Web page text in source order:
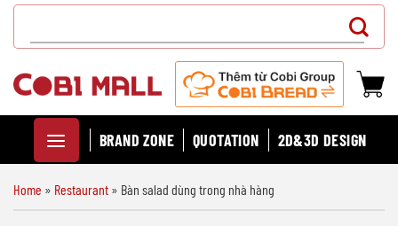
Chuyển
dung
for:
BRAND ZONE QUOTATION 2D&3D DESIGN
Home » Restaurant » Bàn salad dùng trong nhà hàng